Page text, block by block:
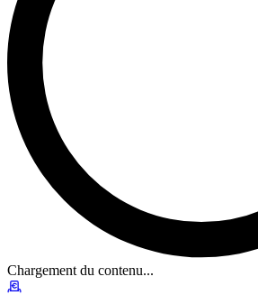
Chargement du contenu...